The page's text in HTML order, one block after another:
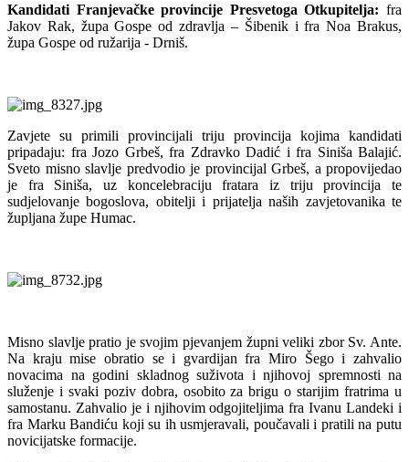
Kandidati Franjevačke provincije Presvetoga Otkupitelja: fra
Jakov Rak, župa Gospe od zdravlja – Šibenik i fra Noa Brakus,
župa Gospe od ružarija - Drniš.
Zavjete su primili provincijali triju provincija kojima kandidati
pripadaju: fra Jozo Grbeš, fra Zdravko Dadić i fra Siniša Balajić.
Sveto misno slavlje predvodio je provincijal Grbeš, a propovijedao
je fra Siniša, uz koncelebraciju fratara iz triju provincija te
sudjelovanje bogoslova, obitelji i prijatelja naših zavjetovanika te
župljana župe Humac.
Misno slavlje pratio je svojim pjevanjem župni veliki zbor Sv. Ante.
Na kraju mise obratio se i gvardijan fra Miro Šego i zahvalio
novacima na godini skladnog suživota i njihovoj spremnosti na
služenje i svaki poziv dobra, osobito za brigu o starijim fratrima u
samostanu. Zahvalio je i njihovim odgojiteljima fra Ivanu Landeki i
fra Marku Bandiću koji su ih usmjeravali, poučavali i pratili na putu
novicijatske formacije.